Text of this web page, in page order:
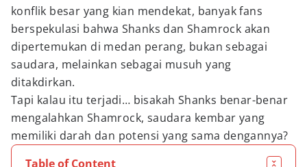
konflik besar yang kian mendekat, banyak fans
berspekulasi bahwa Shanks dan Shamrock akan
dipertemukan di medan perang, bukan sebagai
saudara, melainkan sebagai musuh yang
ditakdirkan.
Tapi kalau itu terjadi… bisakah Shanks benar-benar
mengalahkan Shamrock, saudara kembar yang
memiliki darah dan potensi yang sama dengannya?
Table of Content